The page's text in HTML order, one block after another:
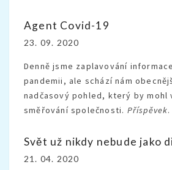
Agent Covid-19
23. 09. 2020
Denně jsme zaplavování
pandemii, ale schází nám
nadčasový pohled, který by mohl
směřování společnosti. Příspěvek.
Svět už nikdy nebude jako
21. 04. 2020